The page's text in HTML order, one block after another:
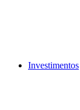
Investimentos